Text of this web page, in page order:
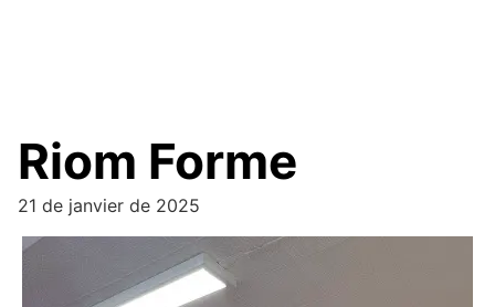
Riom Forme
21 de janvier de 2025